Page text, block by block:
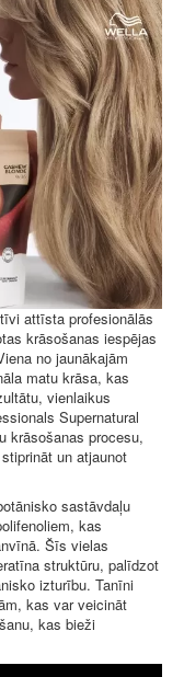
attīsta profesionālās
krāsošanas iespējas
no jaunākajām
matu krāsa, kas
vienlaikus
Supernatural
krāsošanas procesu,
un atjaunot
sastāvdaļu
kas
Šīs vielas
struktūru, palīdzot
izturību. Tanīni
kas var veicināt
kas bieži